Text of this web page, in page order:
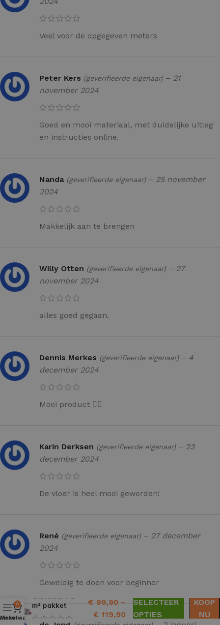
Veel voor de opgegeven meters
Peter Kers (geverifieerde eigenaar) – 21
november 2024
Goed en mooi materiaal, met duidelijke uitleg
en instructies online.
Nanda (geverifieerde eigenaar) – 25 november
2024
Makkelijk aan te brengen
Willy Otten (geverifieerde eigenaar) – 27
november 2024
alles goed gegaan.
Dennis Merkes (geverifieerde eigenaar) – 4
december 2024
Mooi product 👍🏻
Karin Derksen (geverifieerde eigenaar) – 23
december 2024
De vloer is heel mooi geworden!
René (geverifieerde eigenaar) – 27 december
2024
Geweldig te doen voor beginner
Gietvloer PU
m² pakket
€ 99,90 –
€ 119,90
SELECTEER
OPTIES
KOOP
NU
Menu
0